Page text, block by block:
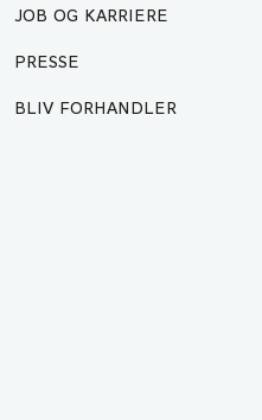
JOB OG KARRIERE
PRESSE
BLIV FORHANDLER